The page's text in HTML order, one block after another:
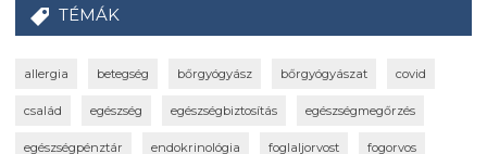
TÉMÁK
allergia betegség bőrgyógyász bőrgyógyászat covid
család egészség egészségbiztosítás egészségmegőrzés
egészségpénztár endokrinológia foglaljorvost fogorvos